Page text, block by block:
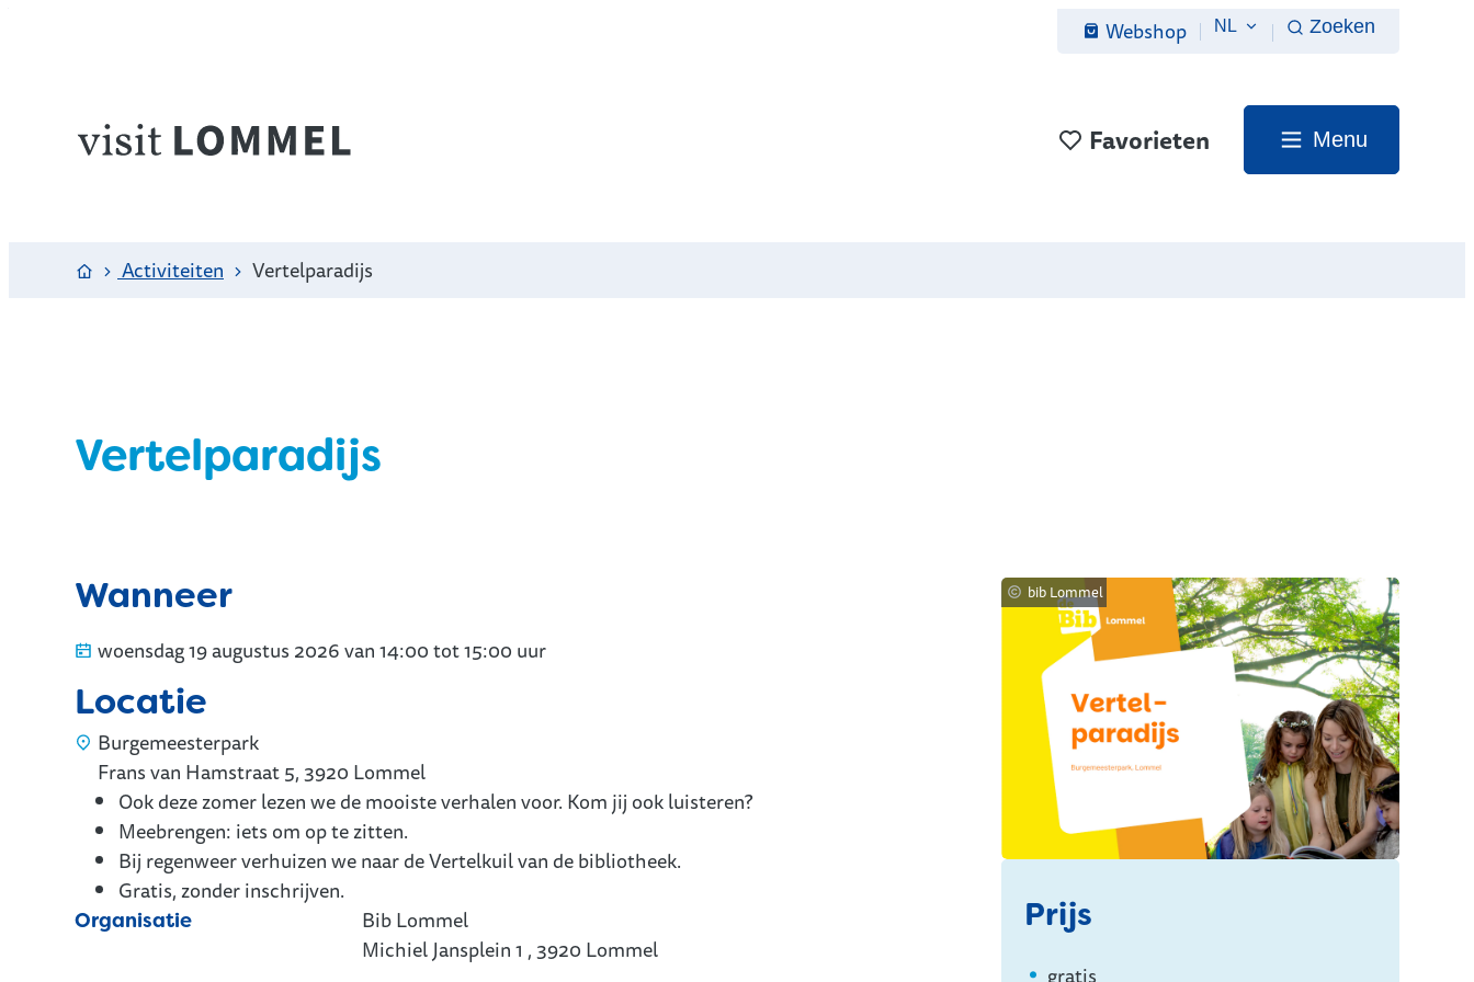
Webshop NL Zoeken
Visit Lommel Favorieten Menu
Startpagina
Activiteiten Vertelparadijs
Vertelparadijs
Wanneer
woensdag19 augustus 2026van14:00tot15:00 uur
Locatie
Burgemeesterpark
Frans van Hamstraat 5,3920 Lommel
Ook deze zomer lezen we de mooiste verhalen voor. Kom jij ook luisteren?
Meebrengen: iets om op te zitten.
Bij regenweer verhuizen we naar de Vertelkuil van de bibliotheek.
Gratis, zonder inschrijven.
Organisatie
Bib Lommel
Michiel Jansplein 1 ,3920 Lommel
bib Lommel
Prijs
gratis